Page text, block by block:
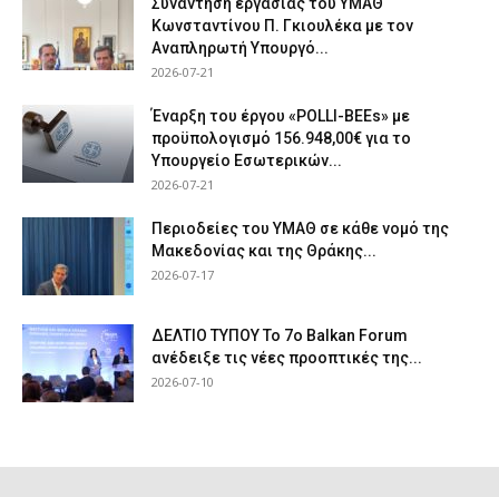
Κωνσταντίνου Π. Γκιουλέκα με τον
Αναπληρωτή Υπουργό...
2026-07-21
Έναρξη του έργου «POLLI-BEEs» με
προϋπολογισμό 156.948,00€ για το
Υπουργείο Εσωτερικών...
2026-07-21
Περιοδείες του ΥΜΑΘ σε κάθε νομό της
Μακεδονίας και της Θράκης...
2026-07-17
ΔΕΛΤΙΟ ΤΥΠΟΥ Το 7ο Balkan Forum
ανέδειξε τις νέες προοπτικές της...
2026-07-10